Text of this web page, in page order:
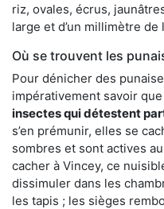
riz, ovales, écrus,
large et d’un millimètre de
Où se trouvent les
Pour dénicher des
impérativement savoir
insectes qui détestent
s’en prémunir, elles se
sombres et sont actives
cacher à Vincey, ce
dissimuler dans les
les tapis ; les sièges